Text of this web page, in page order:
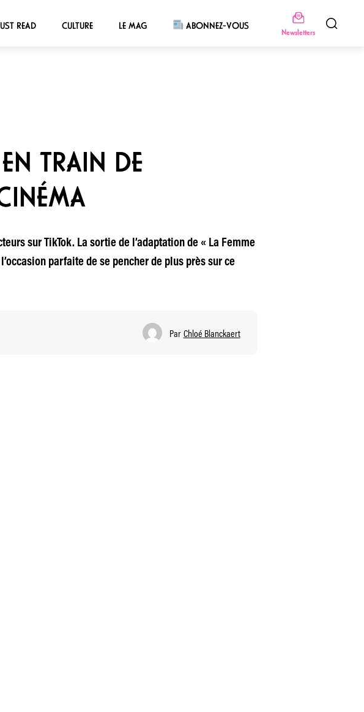
READ CULTURE LE MAG ABONNEZ-VOUS
Newsletters
TRAIN DE
sur TikTok. La sortie de l’adaptation de « La Femme
parfaite de se pencher de plus près sur ce
Par Chloé Blanckaert